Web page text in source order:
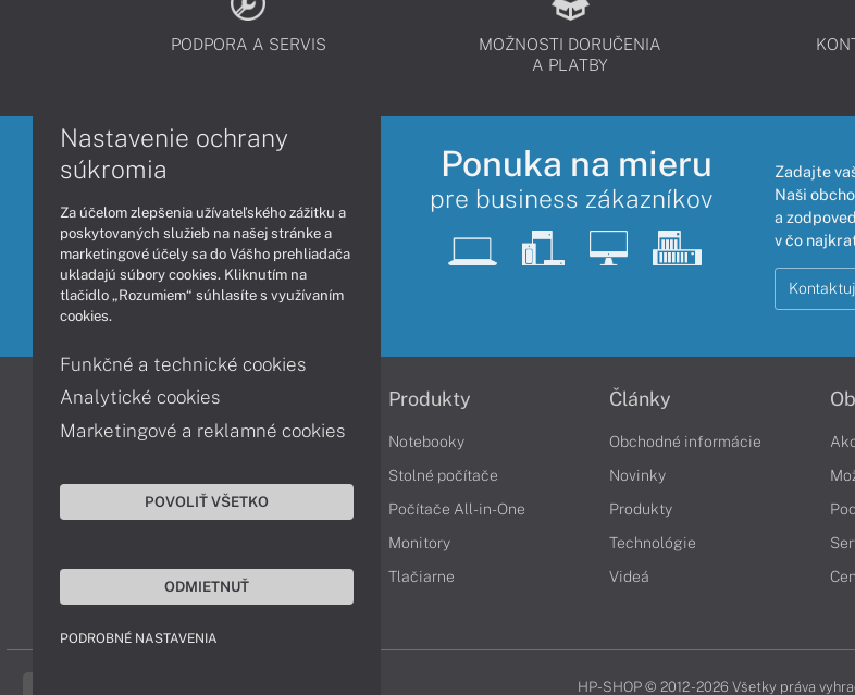
PODPORA A SERVIS
MOŽNOSTI DORUČENIA
A PLATBY
Ponuka na mieru
pre business zákazníkov
Zadajte
Naši
a
v čo
Informácie
Obchodné podmienky
Ochrana osobných údajov
Vyhlásenie o prístupnosti
Cookies
Produkty
Notebooky
Stolné počítače
Počítače All-in-One
Monitory
Tlačiarne
Články
Obchodné informácie
Novinky
Produkty
Technológie
Videá
HP-SHOP © 2012 - 2026 Všetky práva
Nastavenie ochrany
súkromia
Za účelom zlepšenia užívateľského zážitku a
poskytovaných služieb na našej stránke a
marketingové účely sa do Vášho prehliadača
ukladajú súbory cookies. Kliknutím na
tlačidlo „Rozumiem“ súhlasíte s využívaním
cookies.
Funkčné a technické cookies
Analytické cookies
Marketingové a reklamné cookies
POVOLIŤ VŠETKO
ODMIETNUŤ
PODROBNÉ NASTAVENIA